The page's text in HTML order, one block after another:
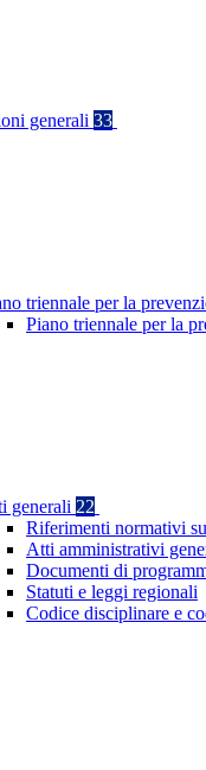
generali 33
triennale per la
Piano triennale per la
generali 22
Riferimenti normativi
Atti amministrativi
Documenti di
Statuti e leggi regionali
Codice disciplinare e